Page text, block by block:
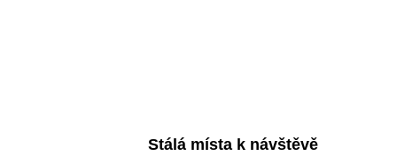
Stálá místa k návštěvě